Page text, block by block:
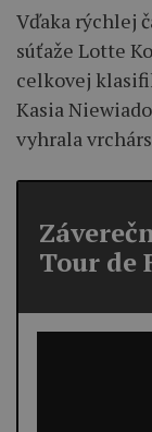
Vďaka rýchlej
súťaže Lotte
celkovej
Kasia
vyhrala
Tour de